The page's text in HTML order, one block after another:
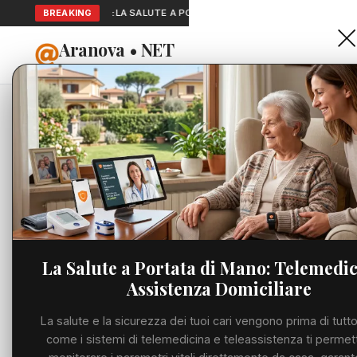
BREAKING
SEGNALAZIONI: LA SALUTE A PORTATA DI MANO: TELEMEDICINA E A…
Aranova • NET
PORTALE UTILE AL TERRITORIO
Home
Cronaca
Viabilità
Utilità
Meteo
Eventi
La Salute a Portata di Mano:
Assistenza Domiciliare
La salute e la sicurezza dei tuoi cari vengono prima di
come i sistemi di telemedicina e teleassistenza ti
Precedente